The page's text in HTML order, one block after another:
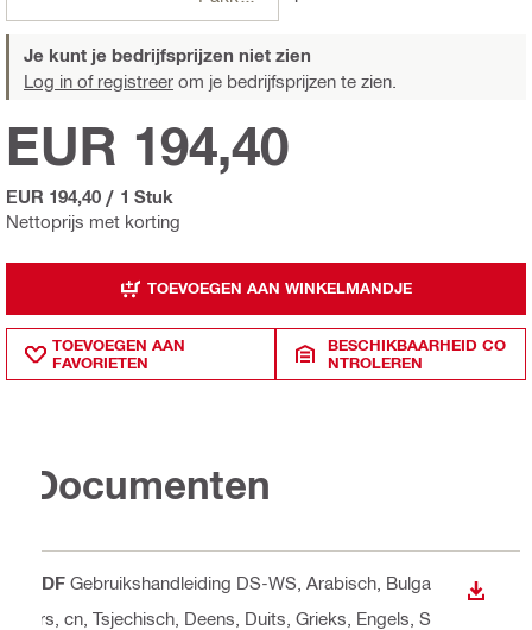
Je kunt je bedrijfsprijzen niet zien
Log in of registreer om je bedrijfsprijzen te zien.
Nettoprijs met korting
EUR 194,40
EUR 194,40 / 1 Stuk
TOEVOEGEN AAN WINKELMANDJE
TOEVOEGEN AAN
FAVORIETEN
BESCHIKBAARHEID CO
NTROLEREN
Documenten
PDF Gebruikshandleiding DS-WS , Arabisch, Bulga
ars, cn, Tsjechisch, Deens, Duits, Grieks, Engels, S